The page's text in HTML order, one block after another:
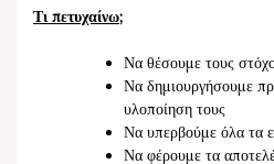
Τι πετυχαίνω;
Να θέσουμε τους
Να δημιουργήσουμε
υλοποίηση τους
Να υπερβούμε όλα τα
Να φέρουμε τα